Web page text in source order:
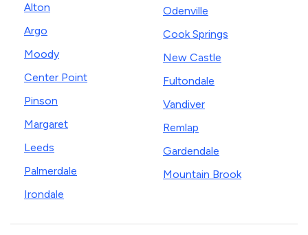
Alton
Argo
Moody
Center Point
Pinson
Margaret
Leeds
Palmerdale
Irondale
Odenville
Cook Springs
New Castle
Fultondale
Vandiver
Remlap
Gardendale
Mountain Brook